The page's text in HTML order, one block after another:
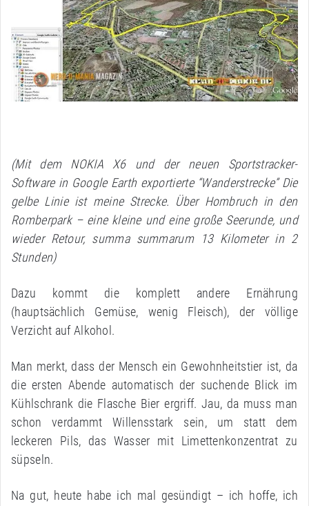
(Mit dem NOKIA X6 und der neuen Sportstracker-
Software in Google Earth exportierte “Wanderstrecke” Die
gelbe Linie ist meine Strecke. Über Hombruch in den
Romberpark – eine kleine und eine große Seerunde, und
wieder Retour, summa summarum 13 Kilometer in 2
Stunden)
Dazu kommt die komplett andere Ernährung
(hauptsächlich Gemüse, wenig Fleisch), der völlige
Verzicht auf Alkohol.
Man merkt, dass der Mensch ein Gewohnheitstier ist, da
die ersten Abende automatisch der suchende Blick im
Kühlschrank die Flasche Bier ergriff. Jau, da muss man
schon verdammt Willensstark sein, um statt dem
leckeren Pils, das Wasser mit Limettenkonzentrat zu
süpseln.
Na gut, heute habe ich mal gesündigt – ich hoffe, ich